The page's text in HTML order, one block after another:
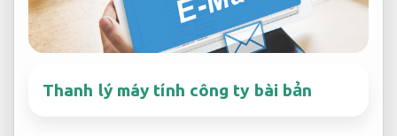
Thanh lý máy tính công ty bài bản